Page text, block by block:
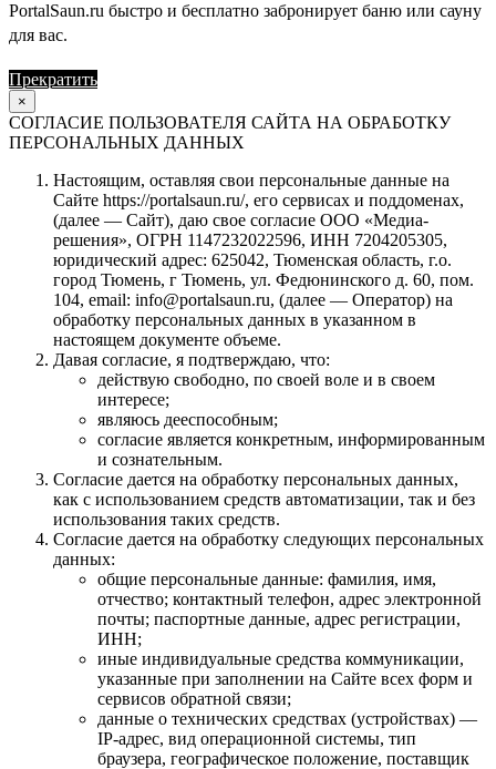
PortalSaun.ru быстро и бесплатно забронирует баню или сауну
для вас.
Прекратить
×
СОГЛАСИЕ ПОЛЬЗОВАТЕЛЯ САЙТА НА ОБРАБОТКУ
ПЕРСОНАЛЬНЫХ ДАННЫХ
Настоящим, оставляя свои персональные данные на
Сайте https://portalsaun.ru/, его сервисах и поддоменах,
(далее — Сайт), даю свое согласие ООО «Медиа-
решения», ОГРН 1147232022596, ИНН 7204205305,
юридический адрес: 625042, Тюменская область, г.о.
город Тюмень, г Тюмень, ул. Федюнинского д. 60, пом.
104, email: info@portalsaun.ru, (далее — Оператор) на
обработку персональных данных в указанном в
настоящем документе объеме.
Давая согласие, я подтверждаю, что:
действую свободно, по своей воле и в своем
интересе;
являюсь дееспособным;
согласие является конкретным, информированным
и сознательным.
Согласие дается на обработку персональных данных,
как с использованием средств автоматизации, так и без
использования таких средств.
Согласие дается на обработку следующих персональных
данных:
общие персональные данные: фамилия, имя,
отчество; контактный телефон, адрес электронной
почты; паспортные данные, адрес регистрации,
ИНН;
иные индивидуальные средства коммуникации,
указанные при заполнении на Сайте всех форм и
сервисов обратной связи;
данные о технических средствах (устройствах) —
IP-адрес, вид операционной системы, тип
браузера, географическое положение, поставщик